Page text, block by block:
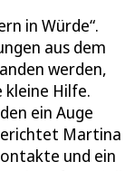
in Würde“.
aus dem
werden,
kleine Hilfe.
ein Auge
Martina
und ein